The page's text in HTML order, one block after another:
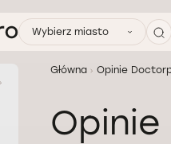
Wybierz miasto
Główna Opinie